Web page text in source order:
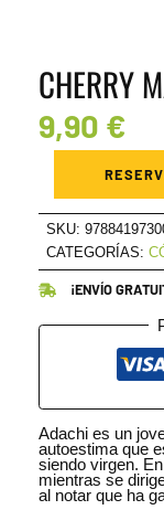
CHERRY
9,90 €
cantidad
SKU:
CATEGORÍAS:
¡ENVÍO
Adachi es un
autoestima que
siendo virgen.
mientras se
al notar que ha